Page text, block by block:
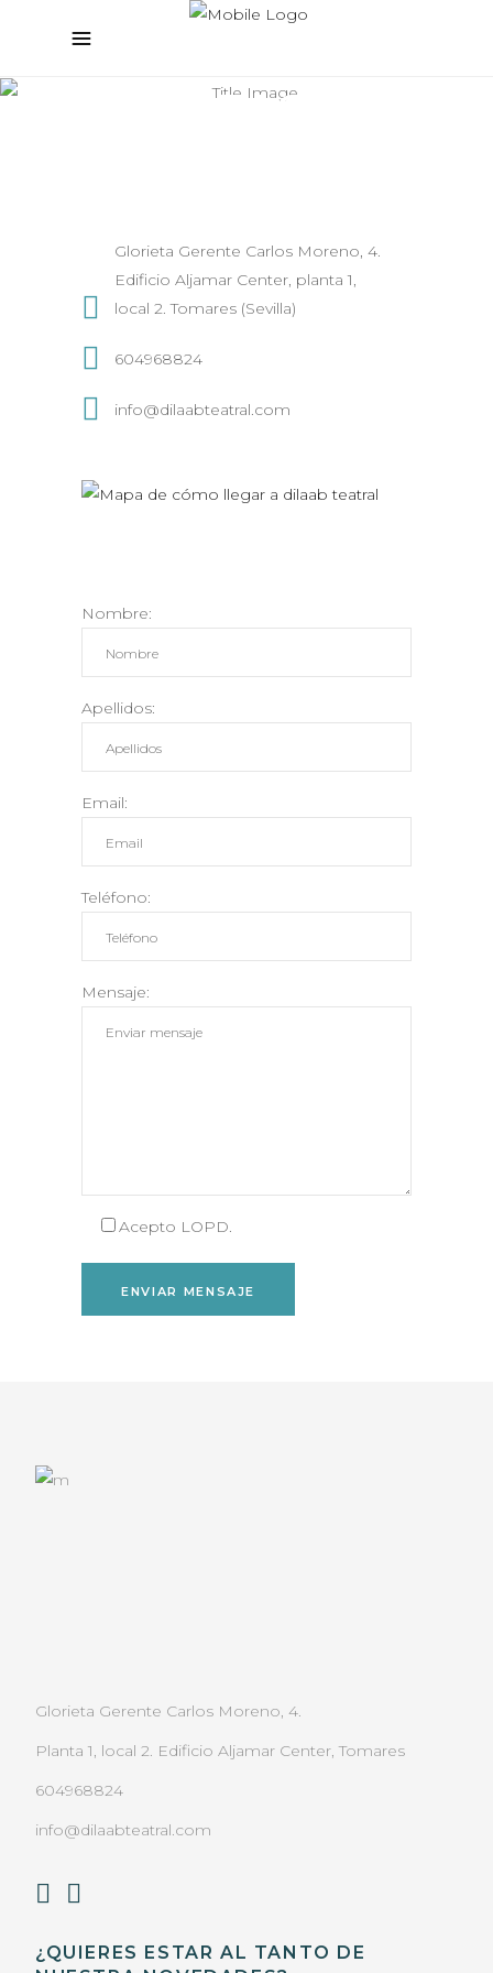
CONTACTO
Glorieta Gerente Carlos Moreno, 4.
Edificio Aljamar Center, planta 1,
local 2. Tomares (Sevilla)
604968824
info@dilaabteatral.com
Nombre:
Apellidos:
Email:
Teléfono:
Mensaje:
Acepto LOPD.
Glorieta Gerente Carlos Moreno, 4.
Planta 1, local 2. Edificio Aljamar Center, Tomares
604968824
info@dilaabteatral.com
¿QUIERES ESTAR AL TANTO DE